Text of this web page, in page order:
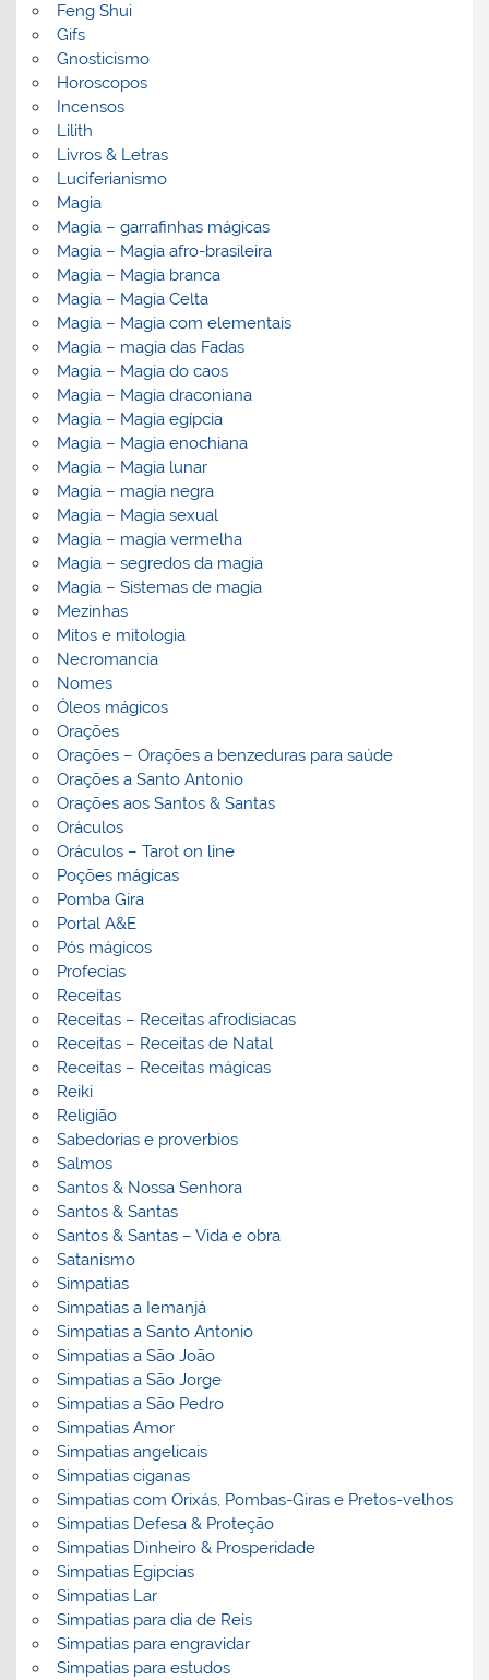
Feng Shui
Gifs
Gnosticismo
Horoscopos
Incensos
Lilith
Livros & Letras
Luciferianismo
Magia
Magia – garrafinhas mágicas
Magia – Magia afro-brasileira
Magia – Magia branca
Magia – Magia Celta
Magia – Magia com elementais
Magia – magia das Fadas
Magia – Magia do caos
Magia – Magia draconiana
Magia – Magia egípcia
Magia – Magia enochiana
Magia – Magia lunar
Magia – magia negra
Magia – Magia sexual
Magia – magia vermelha
Magia – segredos da magia
Magia – Sistemas de magia
Mezinhas
Mitos e mitologia
Necromancia
Nomes
Óleos mágicos
Orações
Orações – Orações a benzeduras para saúde
Orações a Santo Antonio
Orações aos Santos & Santas
Oráculos
Oráculos – Tarot on line
Poções mágicas
Pomba Gira
Portal A&E
Pós mágicos
Profecias
Receitas
Receitas – Receitas afrodisiacas
Receitas – Receitas de Natal
Receitas – Receitas mágicas
Reiki
Religião
Sabedorias e proverbios
Salmos
Santos & Nossa Senhora
Santos & Santas
Santos & Santas – Vida e obra
Satanismo
Simpatias
Simpatias a Iemanjá
Simpatias a Santo Antonio
Simpatias a São João
Simpatias a São Jorge
Simpatias a São Pedro
Simpatias Amor
Simpatias angelicais
Simpatias ciganas
Simpatias com Orixás, Pombas-Giras e Pretos-velhos
Simpatias Defesa & Proteção
Simpatias Dinheiro & Prosperidade
Simpatias Egipcias
Simpatias Lar
Simpatias para dia de Reis
Simpatias para engravidar
Simpatias para estudos